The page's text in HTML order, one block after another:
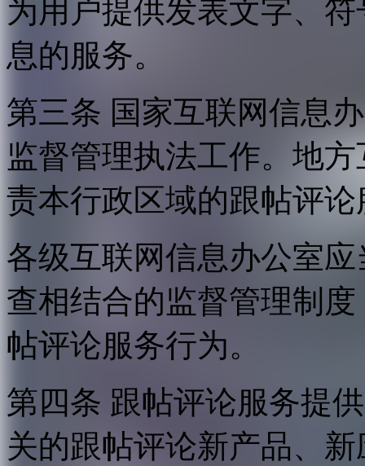
为用户提供发表文字、
息的服务。
第三条 国家互联网信息
监督管理执法工作。地
责本行政区域的跟帖评
各级互联网信息办公室
查相结合的监督管理制
帖评论服务行为。
第四条 跟帖评论服务提
关的跟帖评论新产品、